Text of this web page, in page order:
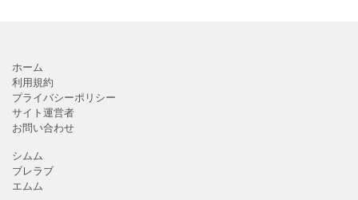
ホーム
利用規約
プライバシーポリシー
サイト運営者
お問い合わせ
シムム
ブレラブ
エムム